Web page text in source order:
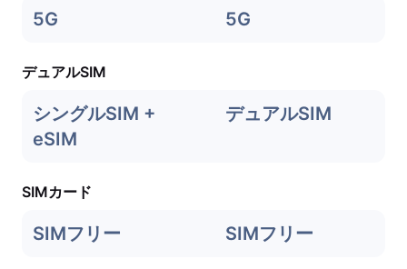
5G 5G
デュアルSIM
シングルSIM +
eSIM
デュアルSIM
SIMカード
SIMフリー SIMフリー